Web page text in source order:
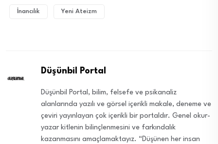
İnancılık Yeni Ateizm
Düşünbil Portal
Düşünbil Portal, bilim, felsefe ve psikanaliz
alanlarında yazılı ve görsel içerikli makale, deneme ve
çeviri yayınlayan çok içerikli bir portaldır. Genel okur-
yazar kitlenin bilinçlenmesini ve farkındalık
kazanmasını amaçlamaktayız. “Düşünen her insan